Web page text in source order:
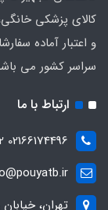
و اعتبار آماده
سراسر کشور می
ارتباط با ما
02166174496 09004018912 02166174309
تهران،